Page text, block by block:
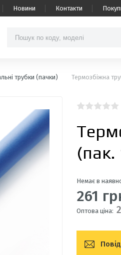
Новини Контакти
трубки (пачки) Термозбіжна
Немає в
261
Оптова ціна: